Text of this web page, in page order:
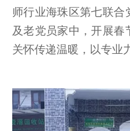
师行业海珠区第七联
及老党员家中，开展春
关怀传递温暖，以专业